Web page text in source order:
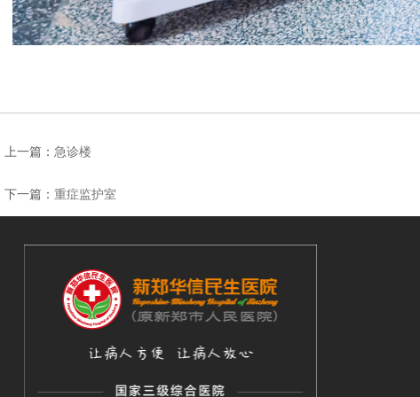
上一篇： 急诊楼
下一篇： 重症监护室